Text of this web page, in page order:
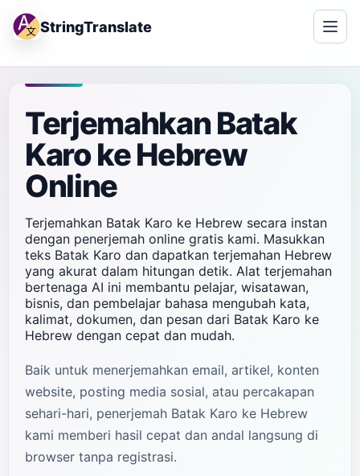
StringTranslate
Terjemahkan Batak
Karo ke Hebrew
Online
Terjemahkan Batak Karo ke Hebrew secara instan
dengan penerjemah online gratis kami. Masukkan
teks Batak Karo dan dapatkan terjemahan Hebrew
yang akurat dalam hitungan detik. Alat terjemahan
bertenaga AI ini membantu pelajar, wisatawan,
bisnis, dan pembelajar bahasa mengubah kata,
kalimat, dokumen, dan pesan dari Batak Karo ke
Hebrew dengan cepat dan mudah.
Baik untuk menerjemahkan email, artikel, konten
website, posting media sosial, atau percakapan
sehari-hari, penerjemah Batak Karo ke Hebrew
kami memberi hasil cepat dan andal langsung di
browser tanpa registrasi.